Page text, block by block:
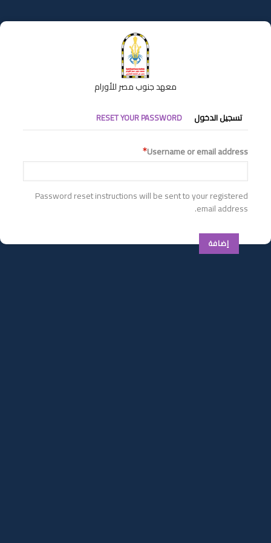
إلى
المحتوى
معهد جنوب مصر للأورام
التبويبات
الأساسية
تسجيل الدخول RESET YOUR PASSWORD
Username or email address
Password reset instructions will be sent to your registered
email address.